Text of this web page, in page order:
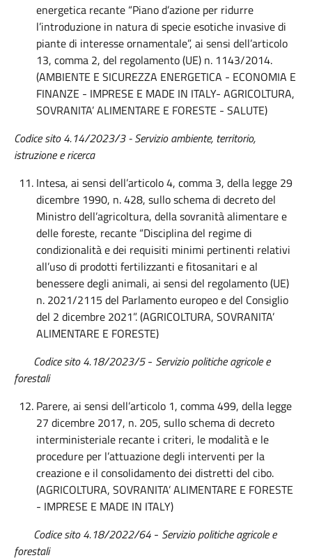
energetica recante “Piano d’azione per ridurre
l’introduzione in natura di specie esotiche invasive di
piante di interesse ornamentale”, ai sensi dell’articolo
13, comma 2, del regolamento (UE) n. 1143/2014.
(AMBIENTE E SICUREZZA ENERGETICA - ECONOMIA E
FINANZE - IMPRESE E MADE IN ITALY- AGRICOLTURA,
SOVRANITA’ ALIMENTARE E FORESTE - SALUTE)
Codice sito 4.14/2023/3 - Servizio ambiente, territorio,
istruzione e ricerca
Intesa, ai sensi dell’articolo 4, comma 3, della legge 29
dicembre 1990, n. 428, sullo schema di decreto del
Ministro dell’agricoltura, della sovranità alimentare e
delle foreste, recante “Disciplina del regime di
condizionalità e dei requisiti minimi pertinenti relativi
all’uso di prodotti fertilizzanti e fitosanitari e al
benessere degli animali, ai sensi del regolamento (UE)
n. 2021/2115 del Parlamento europeo e del Consiglio
del 2 dicembre 2021”. (AGRICOLTURA, SOVRANITA’
ALIMENTARE E FORESTE)
Codice sito 4.18/2023/5- Servizio politiche agricole e
forestali
Parere, ai sensi dell’articolo 1, comma 499, della legge
27 dicembre 2017, n. 205, sullo schema di decreto
interministeriale recante i criteri, le modalità e le
procedure per l’attuazione degli interventi per la
creazione e il consolidamento dei distretti del cibo.
(AGRICOLTURA, SOVRANITA’ ALIMENTARE E FORESTE
- IMPRESE E MADE IN ITALY)
Codice sito 4.18/2022/64 - Servizio politiche agricole e
forestali